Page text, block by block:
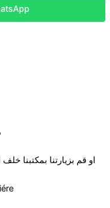
او قم بزيارتنا بمكتبنا